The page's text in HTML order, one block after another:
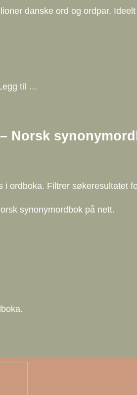
danske ord og ordpar.
til …
Norsk
ordboka. Filtrer søkeresultatet
synonymordbok på nett.